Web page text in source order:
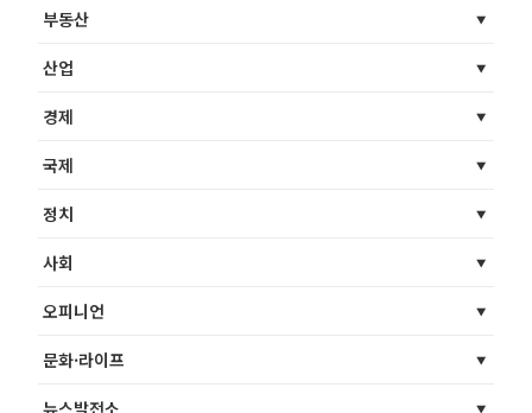
부동산
산업
경제
국제
정치
사회
오피니언
문화·라이프